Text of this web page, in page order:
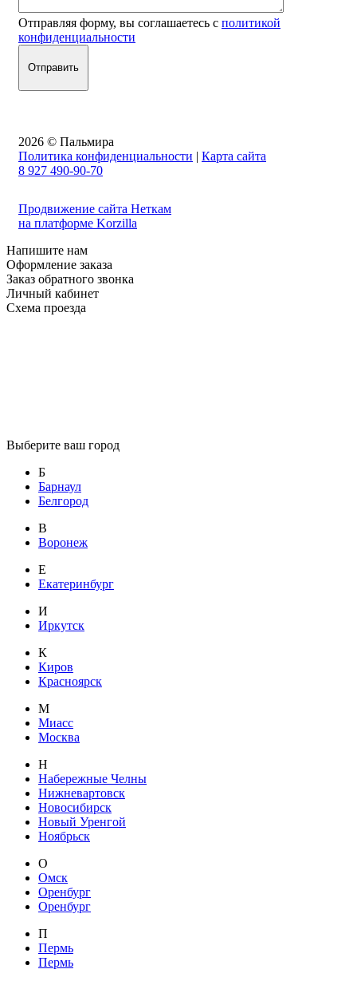
Отправляя форму, вы соглашаетесь с политикой
конфиденциальности
2026 © Пальмира
Политика конфиденциальности | Карта сайта
8 927 490-90-70
Продвижение сайта Неткам
на платформе Korzilla
Напишите нам
Оформление заказа
Заказ обратного звонка
Личный кабинет
Схема проезда
Выберите ваш город
Б
Барнаул
Белгород
В
Воронеж
Е
Екатеринбург
И
Иркутск
К
Киров
Красноярск
М
Миасс
Москва
Н
Набережные Челны
Нижневартовск
Новосибирск
Новый Уренгой
Ноябрьск
О
Омск
Оренбург
Оренбург
П
Пермь
Пермь